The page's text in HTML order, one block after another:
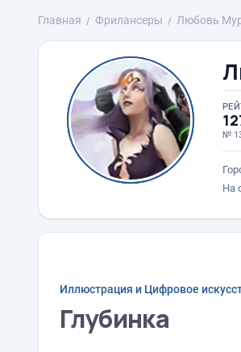
Главная Фрилансеры Любовь
№
На
Иллюстрация и Цифровое
Глубинка